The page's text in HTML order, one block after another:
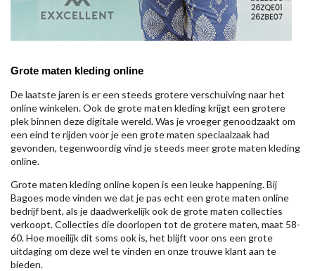
Grote maten kleding online
De laatste jaren is er een steeds grotere verschuiving naar het
online winkelen. Ook de grote maten kleding krijgt een grotere
plek binnen deze digitale wereld. Was je vroeger genoodzaakt om
een eind te rijden voor je een grote maten speciaalzaak had
gevonden, tegenwoordig vind je steeds meer grote maten kleding
online.
Grote maten kleding online kopen is een leuke happening. Bij
Bagoes mode vinden we dat je pas echt een grote maten online
bedrijf bent, als je daadwerkelijk ook de grote maten collecties
verkoopt. Collecties die doorlopen tot de grotere maten, maat 58-
60. Hoe moeilijk dit soms ook is, het blijft voor ons een grote
uitdaging om deze wel te vinden en onze trouwe klant aan te
bieden.